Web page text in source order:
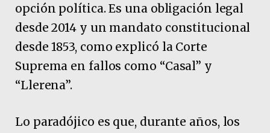
opción política. Es una obligación legal
desde 2014 y un mandato constitucional
desde 1853, como explicó la Corte
Suprema en fallos como “Casal” y
“Llerena”.
Lo paradójico es que, durante años, los